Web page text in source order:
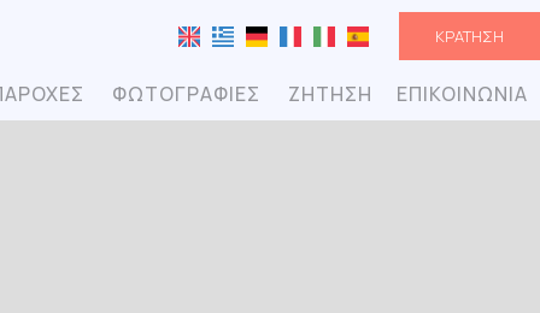
ΚΡΆΤΗΣΗ
ΦΩΤΟΓΡΑΦΊΕΣ ΖΉΤΗΣΗ ΕΠΙΚΟΙΝΩΝΊΑ